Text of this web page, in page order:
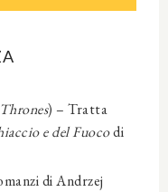
) – Tratta
e del Fuocodi
di Andrzej